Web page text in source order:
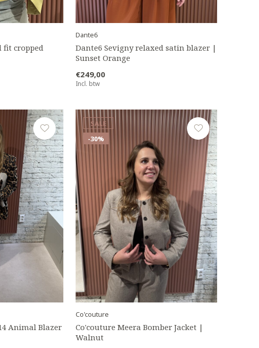
fit cropped
Dante6
Dante6 Sevigny relaxed satin blazer |
Sunset Orange
€249,00
Incl. btw
Animal Blazer
SALE
-30%
Co'couture
Co'couture Meera Bomber Jacket |
Walnut